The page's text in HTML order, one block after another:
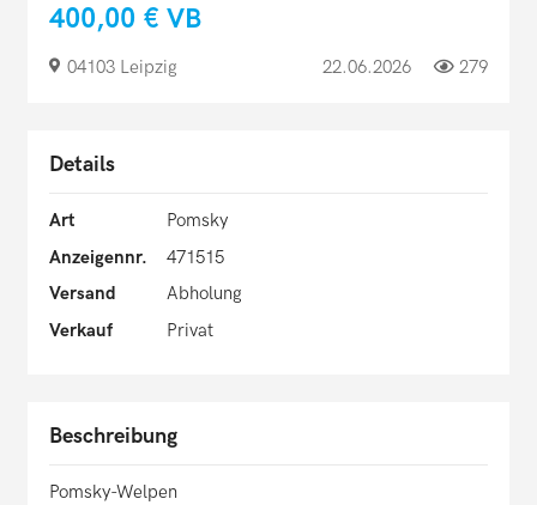
400,00 € VB
04103 Leipzig 22.06.2026 279
Details
Art
Pomsky
Anzeigennr.
471515
Versand
Abholung
Verkauf
Privat
Beschreibung
Pomsky-Welpen